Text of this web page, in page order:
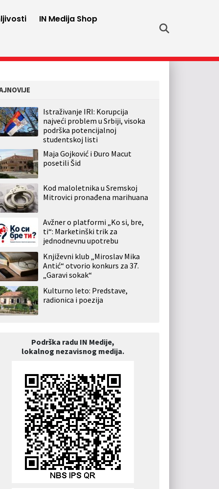
IN Medija Shop
Istraživanje IRI: Korupcija
najveći problem u Srbiji, visoka
podrška potencijalnoj
studentskoj listi
Maja Gojković i Đuro Macut
posetili Šid
Kod maloletnika u Sremskoj
Mitrovici pronađena marihuana
Avžner o platformi „Ko si, bre,
ti“: Marketinški trik za
jednodnevnu upotrebu
Književni klub „Miroslav Mika
Antić“ otvorio konkurs za 37.
„Garavi sokak“
Kulturno leto: Predstave,
radionica i poezija
Podrška radu IN Medije,
lokalnog nezavisnog medija.